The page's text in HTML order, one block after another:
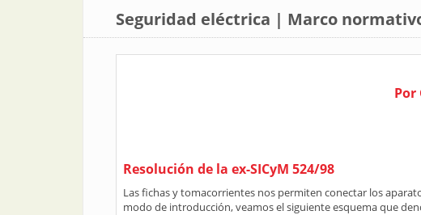
Seguridad eléctrica | Marco
Por
Resolución de la ex-SICyM 524/98
Las fichas y tomacorrientes nos permiten conectar los
modo de introducción, veamos el siguiente esquema que